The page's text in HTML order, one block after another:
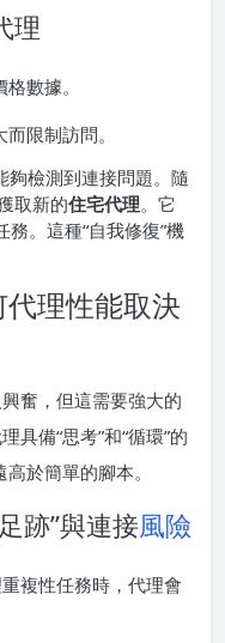
理
數據。
限制訪問。
夠檢測到連接問題。隨
取新的住宅代理。它
。這種“自我修復”機
理性能取決
奮，但這需要強大的
具備“思考”和“循環”的
於簡單的腳本。
跡”與連接風險
複性任務時，代理會